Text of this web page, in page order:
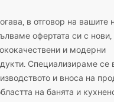
в отговор на вашите
офертата си с нови,
и модерни
Специализираме се
и вноса на
на банята и